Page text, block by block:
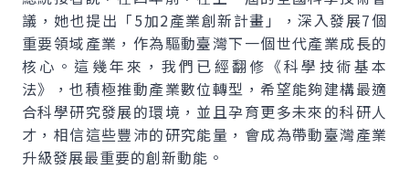
議，她也提出「5加2產業創新計畫」，深入發展7個
重要領域產業，作為驅動臺灣下一個世代產業成長的
核心。這幾年來，我們已經翻修《科學技術基本
法》，也積極推動產業數位轉型，希望能夠建構最適
合科學研究發展的環境，並且孕育更多未來的科研人
才，相信這些豐沛的研究能量，會成為帶動臺灣產業
升級發展最重要的創新動能。